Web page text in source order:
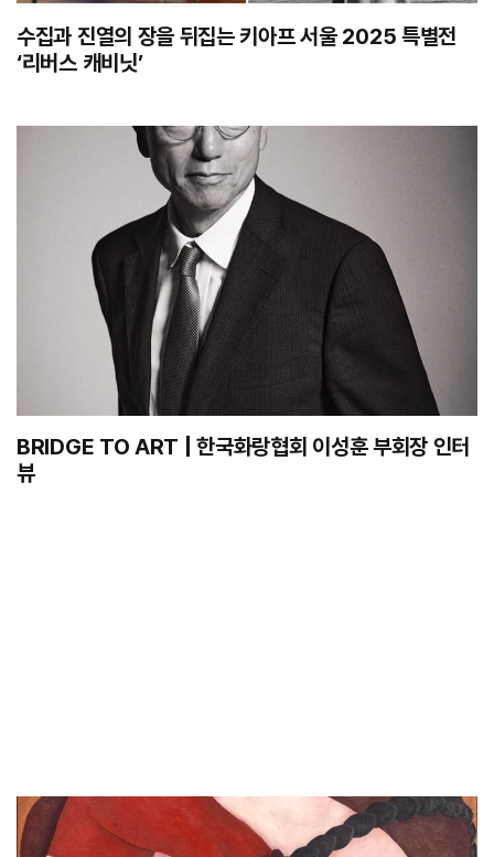
수집과 진열의 장을 뒤집는 키아프 서울 2025 특별전
‘리버스 캐비닛’
BRIDGE TO ART | 한국화랑협회 이성훈 부회장 인터
뷰